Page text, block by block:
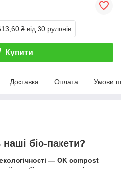
₴ від 30 рулонів
Купити
Доставка Оплата Умови
біо-пакети?
— OK compost